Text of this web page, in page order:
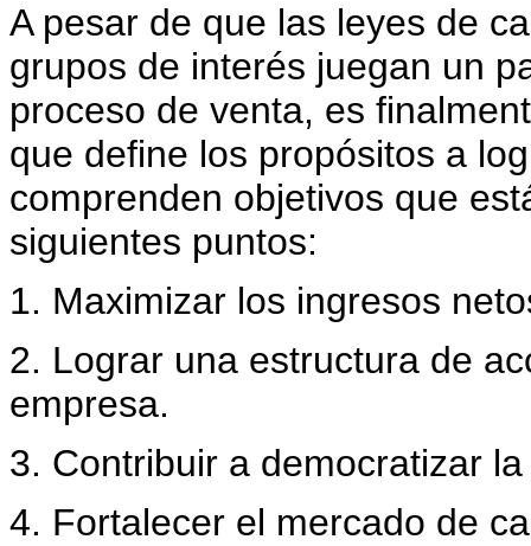
A pesar de que las leyes de
grupos de interés juegan un
proceso de venta, es
que define los propósitos a
comprenden objetivos que
siguientes puntos:
1. Maximizar los ingresos
2. Lograr una estructura de
empresa.
3. Contribuir a democratizar
4. Fortalecer el mercado de